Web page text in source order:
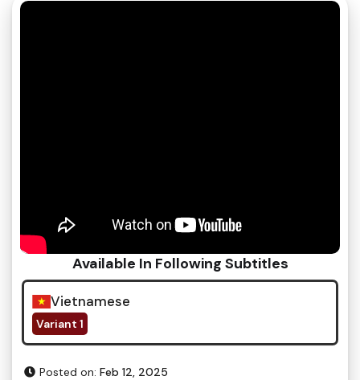
Available In Following Subtitles
Vietnamese
Variant 1
Posted on: Feb 12, 2025